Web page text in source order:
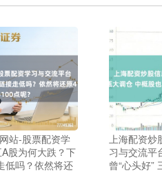
站-股票配资学
股为何大跌？下
低吗？依然将还
上海配资炒
习与交流平
曾“心头好”